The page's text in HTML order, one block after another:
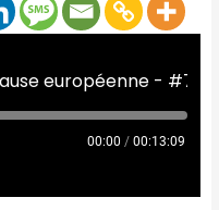
00:00 / 00:13:09